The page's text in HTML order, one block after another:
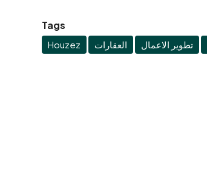
Tags
Houzez العقارات تطوير الاعمال